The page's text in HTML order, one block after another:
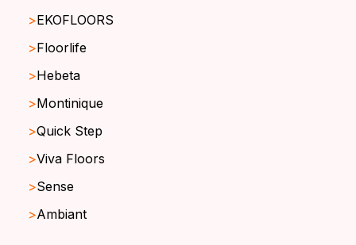
EKOFLOORS
Floorlife
Hebeta
Montinique
Quick Step
Viva Floors
Sense
Ambiant